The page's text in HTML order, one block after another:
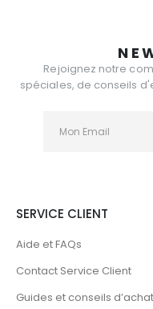
Rejoignez notre
spéciales, de conseils
SERVICE CLIENT
Aide et FAQs
Contact Service Client
Guides et conseils d’achat